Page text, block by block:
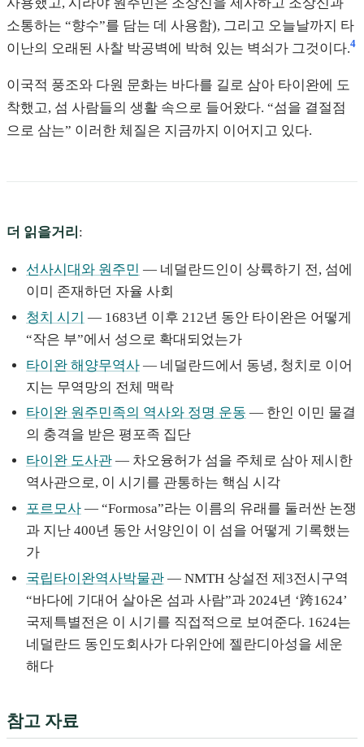
소통하는 “향수”를 담는 데 사용함), 그리고 오늘날까지 타
이난의 오래된 사찰 박공벽에 박혀 있는 벽쇠가 그것이다.4
이국적 풍조와 다원 문화는 바다를 길로 삼아 타이완에 도
착했고, 섬 사람들의 생활 속으로 들어왔다. “섬을 결절점
으로 삼는” 이러한 체질은 지금까지 이어지고 있다.
더 읽을거리 :
선사시대와 원주민 — 네덜란드인이 상륙하기 전, 섬에
이미 존재하던 자율 사회
청치 시기 — 1683년 이후 212년 동안 타이완은 어떻게
“작은 부”에서 성으로 확대되었는가
타이완 해양무역사 — 네덜란드에서 동녕, 청치로 이어
지는 무역망의 전체 맥락
타이완 원주민족의 역사와 정명 운동 — 한인 이민 물결
의 충격을 받은 평포족 집단
타이완 도사관 — 차오융허가 섬을 주체로 삼아 제시한
역사관으로, 이 시기를 관통하는 핵심 시각
포르모사 — “Formosa”라는 이름의 유래를 둘러싼 논쟁
과 지난 400년 동안 서양인이 이 섬을 어떻게 기록했는
가
국립타이완역사박물관 — NMTH 상설전 제3전시구역
“바다에 기대어 살아온 섬과 사람”과 2024년 ‘跨1624’
국제특별전은 이 시기를 직접적으로 보여준다. 1624는
네덜란드 동인도회사가 다위안에 젤란디아성을 세운
해다
참고 자료